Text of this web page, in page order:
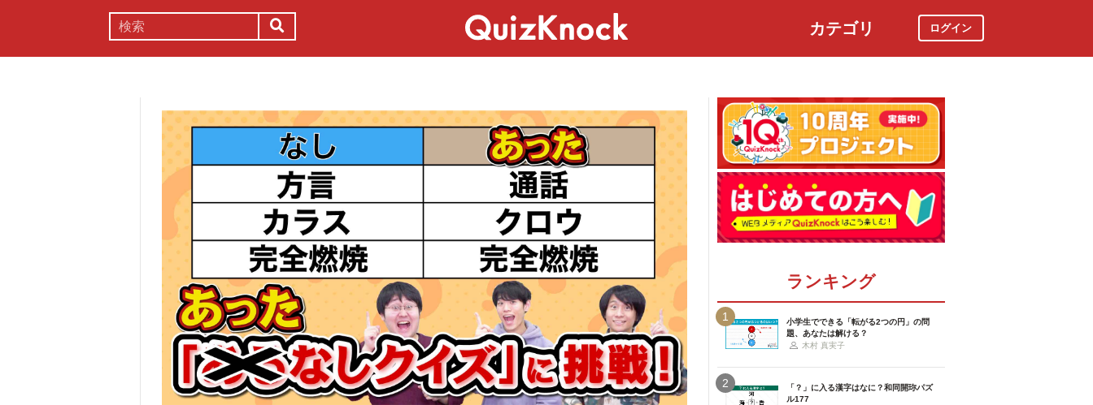
カテゴリ ログイン
ランキング
1
小学生でできる「転がる2つの円」の問
題、あなたは解ける？
木村 真実子
2
「？」に入る漢字はなに？和同開珎パズ
ル177